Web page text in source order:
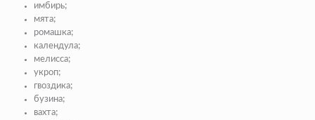
имбирь;
мята;
ромашка;
календула;
мелисса;
укроп;
гвоздика;
бузина;
вахта;